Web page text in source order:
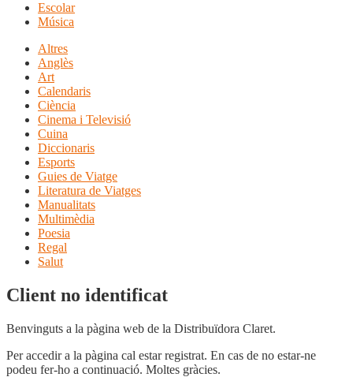
Escolar
Música
Altres
Anglès
Art
Calendaris
Ciència
Cinema i Televisió
Cuina
Diccionaris
Esports
Guies de Viatge
Literatura de Viatges
Manualitats
Multimèdia
Poesia
Regal
Salut
Client no identificat
Benvinguts a la pàgina web de la Distribuïdora Claret.
Per accedir a la pàgina cal estar registrat. En cas de no estar-ne
podeu fer-ho a continuació. Moltes gràcies.